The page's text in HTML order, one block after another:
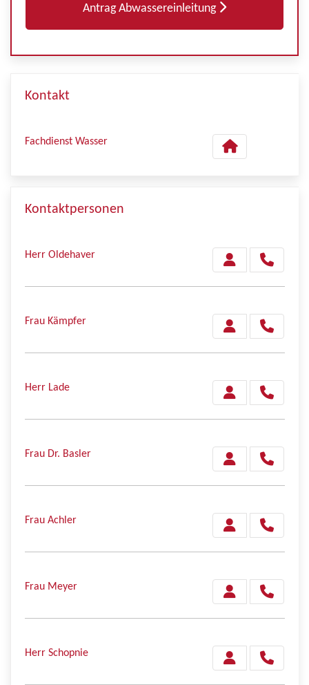
Antrag Abwassereinleitung
Kontakt
Fachdienst Wasser
Kontaktpersonen
Herr Oldehaver
Frau Kämpfer
Herr Lade
Frau Dr. Basler
Frau Achler
Frau Meyer
Herr Schopnie